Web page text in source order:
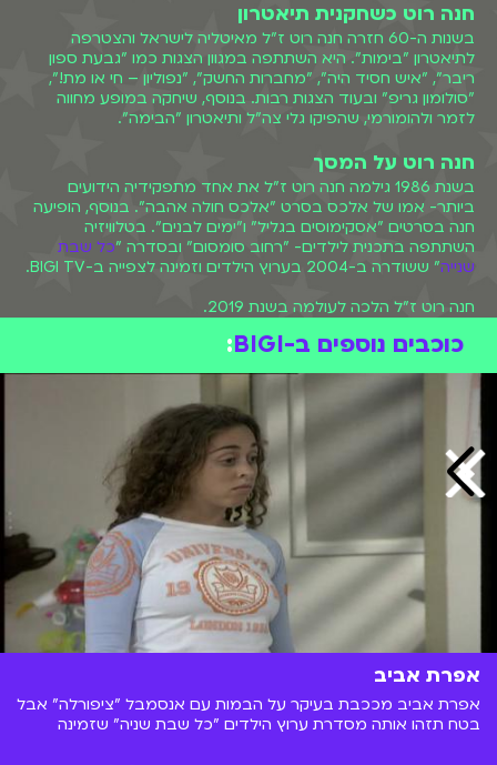
חנה רוט כשחקנית תיאטרון
בשנות ה-60 חזרה חנה רוט ז"ל מאיטליה לישראל והצטרפה
לתיאטרון "בימות". היא השתתפה במגוון הצגות כמו "גבעת ספון
ריבר", "איש חסיד היה", "מחברות החשק", "נפוליון – חי או מת!",
"סולומון גריפ" ובעוד הצגות רבות. בנוסף, שיחקה במופע מחווה
לזמר ולהומורמי, שהפיקו גלי צה"ל ותיאטרון "הבימה".
חנה רוט על המסך
בשנת 1986 גילמה חנה רוט ז"ל את אחד מתפקידיה הידועים
ביותר- אמו של אלכס בסרט "אלכס חולה אהבה". בנוסף, הופיעה
חנה בסרטים "אסקימוסים בגליל" ו"ימים לבנים". בטלוויזיה
השתתפה בתכנית לילדים- "רחוב סומסום" ובסדרה "כל שבת
שנייה" ששודרה ב-2004 בערוץ הילדים וזמינה לצפייה ב-BIGI TV.
חנה רוט ז"ל הלכה לעולמה בשנת 2019.
כוכבים נוספים ב-BIGI :
אפרת אביב
אפרת אביב מככבת בעיקר על הבמות עם אנסמבל "ציפורלה" אבל
בטח תזהו אותה מסדרת ערוץ הילדים "כל שבת שניה" שזמינה